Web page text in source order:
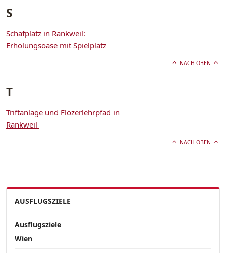
S
Schafplatz in Rankweil:
Erholungsoase mit Spielplatz
NACH OBEN
T
Triftanlage und Flözerlehrpfad in
Rankweil
NACH OBEN
AUSFLUGSZIELE
Ausflugsziele
Wien